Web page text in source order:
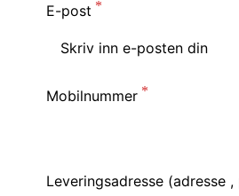
E-post
Mobilnummer
Leveringsadresse (adresse